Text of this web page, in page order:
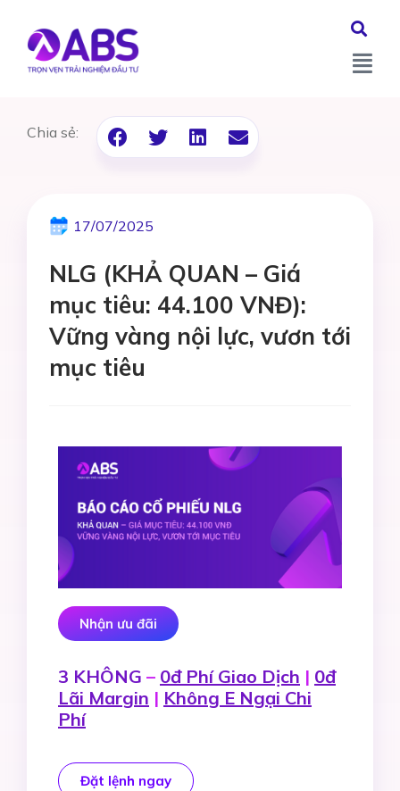
Chia sẻ:
17/07/2025
NLG (KHẢ QUAN – Giá
mục tiêu: 44.100 VNĐ):
Vững vàng nội lực, vươn tới
mục tiêu
Nhận ưu đãi
3 KHÔNG – 0đ Phí Giao Dịch | 0đ
Lãi Margin | Không E Ngại Chi
Phí
Đặt lệnh ngay